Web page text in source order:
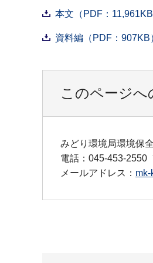
本文（PDF：11,961KB
資料編（PDF：907KB
このページへ
みどり環境局環境保
電話：045-453-2550
メールアドレス：